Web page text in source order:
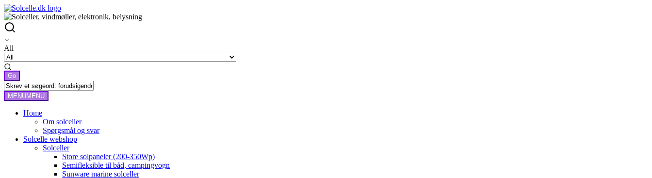
All
MENUMENU
Home
Om solceller
Spørgsmål og svar
Solcelle webshop
Solceller
Store solpaneler (200-350Wp)
Semifleksible til båd, campingvogn
Sunware marine solceller